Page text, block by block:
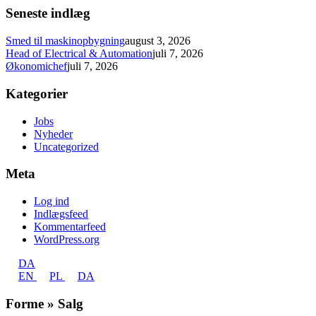
Seneste indlæg
Smed til maskinopbygningaugust 3, 2026
Head of Electrical & Automationjuli 7, 2026
Økonomichefjuli 7, 2026
Kategorier
Jobs
Nyheder
Uncategorized
Meta
Log ind
Indlægsfeed
Kommentarfeed
WordPress.org
DA
EN
PL DA
Forme » Salg